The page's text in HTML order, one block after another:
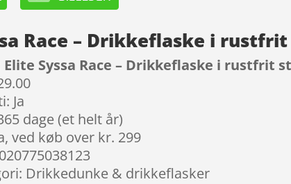
Race – Drikkeflaske i
Elite Syssa Race – Drikkeflaske i rustfrit
Ja
dage (et helt år)
ved køb over kr. 299
Drikkedunke & drikkeflasker